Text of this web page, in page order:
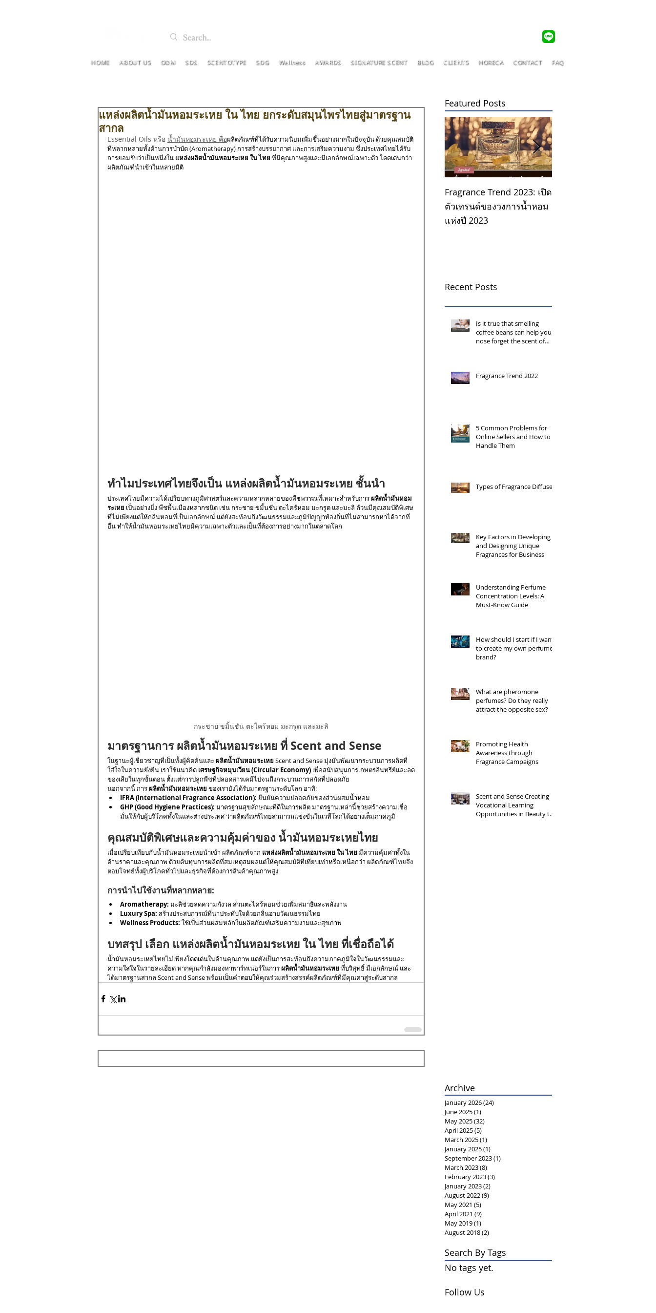
HOME ABOUT US ODM SDS SCENTOTYPE SDG Wellness AWARDS SIGNATURE SCENT BLOG CLIENTS HORECA CONTACT FAQ
แหล่งผลิตน้ำมันหอมระเหย ใน ไทย ยกระดับสมุนไพรไทยสู่มาตรฐาน
สากล
Essential Oils หรือ น้ำมันหอมระเหย คือผลิตภัณฑ์ที่ได้รับความนิยมเพิ่มขึ้นอย่างมากในปัจจุบัน ด้วยคุณสมบัติ
ที่หลากหลายทั้งด้านการบำบัด (Aromatherapy) การสร้างบรรยากาศ และการเสริมความงาม ซึ่งประเทศไทยได้รับ
การยอมรับว่าเป็นหนึ่งใน แหล่งผลิตน้ำมันหอมระเหย ใน ไทย ที่มีคุณภาพสูงและมีเอกลักษณ์เฉพาะตัว โดดเด่นกว่า
ผลิตภัณฑ์นำเข้าในหลายมิติ
ทำไมประเทศไทยจึงเป็น แหล่งผลิตน้ำมันหอมระเหย ชั้นนำ
ประเทศไทยมีความได้เปรียบทางภูมิศาสตร์และความหลากหลายของพืชพรรณที่เหมาะสำหรับการ ผลิตน้ำมันหอม
ระเหย เป็นอย่างยิ่ง พืชพื้นเมืองหลากชนิด เช่น กระชาย ขมิ้นชัน ตะไคร้หอม มะกรูด และมะลิ ล้วนมีคุณสมบัติพิเศษ
ที่ไม่เพียงแต่ให้กลิ่นหอมที่เป็นเอกลักษณ์ แต่ยังสะท้อนถึงวัฒนธรรมและภูมิปัญญาท้องถิ่นที่ไม่สามารถหาได้จากที่
อื่น ทำให้น้ำมันหอมระเหยไทยมีความเฉพาะตัวและเป็นที่ต้องการอย่างมากในตลาดโลก
กระชาย ขมิ้นชัน ตะไคร้หอม มะกรูด และมะลิ
มาตรฐานการ ผลิตน้ำมันหอมระเหย ที่ Scent and Sense
ในฐานะผู้เชี่ยวชาญที่เป็นทั้งผู้คิดค้นและ ผลิตน้ำมันหอมระเหย Scent and Sense มุ่งมั่นพัฒนากระบวนการผลิตที่
ใส่ใจในความยั่งยืน เราใช้แนวคิด เศรษฐกิจหมุนเวียน (Circular Economy) เพื่อสนับสนุนการเกษตรอินทรีย์และลด
ของเสียในทุกขั้นตอน ตั้งแต่การปลูกพืชที่ปลอดสารเคมีไปจนถึงกระบวนการสกัดที่ปลอดภัย
นอกจากนี้ การ ผลิตน้ำมันหอมระเหย ของเรายังได้รับมาตรฐานระดับโลก อาทิ:
IFRA (International Fragrance Association): ยืนยันความปลอดภัยของส่วนผสมน้ำหอม
GHP (Good Hygiene Practices): มาตรฐานสุขลักษณะที่ดีในการผลิต มาตรฐานเหล่านี้ช่วยสร้างความเชื่อ
มั่นให้กับผู้บริโภคทั้งในและต่างประเทศ ว่าผลิตภัณฑ์ไทยสามารถแข่งขันในเวทีโลกได้อย่างเต็มภาคภูมิ
คุณสมบัติพิเศษและความคุ้มค่าของ น้ำมันหอมระเหยไทย
เมื่อเปรียบเทียบกับน้ำมันหอมระเหยนำเข้า ผลิตภัณฑ์จาก แหล่งผลิตน้ำมันหอมระเหย ใน ไทย มีความคุ้มค่าทั้งใน
ด้านราคาและคุณภาพ ด้วยต้นทุนการผลิตที่สมเหตุสมผลแต่ให้คุณสมบัติที่เทียบเท่าหรือเหนือกว่า ผลิตภัณฑ์ไทยจึง
ตอบโจทย์ทั้งผู้บริโภคทั่วไปและธุรกิจที่ต้องการสินค้าคุณภาพสูง
การนำไปใช้งานที่หลากหลาย:
Aromatherapy: มะลิช่วยลดความกังวล ส่วนตะไคร้หอมช่วยเพิ่มสมาธิและพลังงาน
Luxury Spa: สร้างประสบการณ์ที่น่าประทับใจด้วยกลิ่นอายวัฒนธรรมไทย
Wellness Products: ใช้เป็นส่วนผสมหลักในผลิตภัณฑ์เสริมความงามและสุขภาพ
บทสรุป เลือก แหล่งผลิตน้ำมันหอมระเหย ใน ไทย ที่เชื่อถือได้
น้ำมันหอมระเหยไทยไม่เพียงโดดเด่นในด้านคุณภาพ แต่ยังเป็นการสะท้อนถึงความภาคภูมิใจในวัฒนธรรมและ
ความใส่ใจในรายละเอียด หากคุณกำลังมองหาพาร์ทเนอร์ในการ ผลิตน้ำมันหอมระเหย ที่บริสุทธิ์ มีเอกลักษณ์ และ
ได้มาตรฐานสากล Scent and Sense พร้อมเป็นคำตอบให้คุณร่วมสร้างสรรค์ผลิตภัณฑ์ที่มีคุณค่าสู่ระดับสากล
Featured Posts
Fragrance Trend 2023: เปิด
ตัวเทรนด์ของวงการน้ำหอม
แห่งปี 2023
Recent Posts
Is it true that smelling
coffee beans can help your
nose forget the scent of
Fragrance Trend 2022
5 Common Problems for
Online Sellers and How to
Handle Them
Types of Fragrance Diffusers
Key Factors in Developing
and Designing Unique
Fragrances for Business
Understanding Perfume
Concentration Levels: A
Must-Know Guide
How should I start if I want
to create my own perfume
brand?
What are pheromone
perfumes? Do they really
attract the opposite sex?
Promoting Health
Awareness through
Fragrance Campaigns
Scent and Sense Creating
Vocational Learning
Opportunities in Beauty to
Archive
January 2026(24)
June 2025(1)
May 2025(32)
April 2025(5)
March 2025(1)
January 2025(1)
September 2023(1)
March 2023(8)
February 2023(3)
January 2023(2)
August 2022(9)
May 2021 (5)
April 2021 (9)
May 2019(1)
August 2018(2)
Search By Tags
No tags yet.
Follow Us